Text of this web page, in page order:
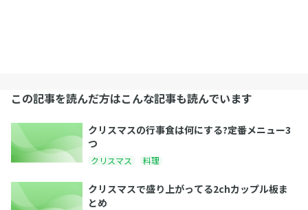
この記事を読んだ方はこんな記事も読んでいます
クリスマスの行事食は何にする?定番メニュー3
つ
クリスマス 料理
クリスマスで盛り上がってる2chカップル板ま
とめ